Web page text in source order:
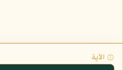
۞ الآية